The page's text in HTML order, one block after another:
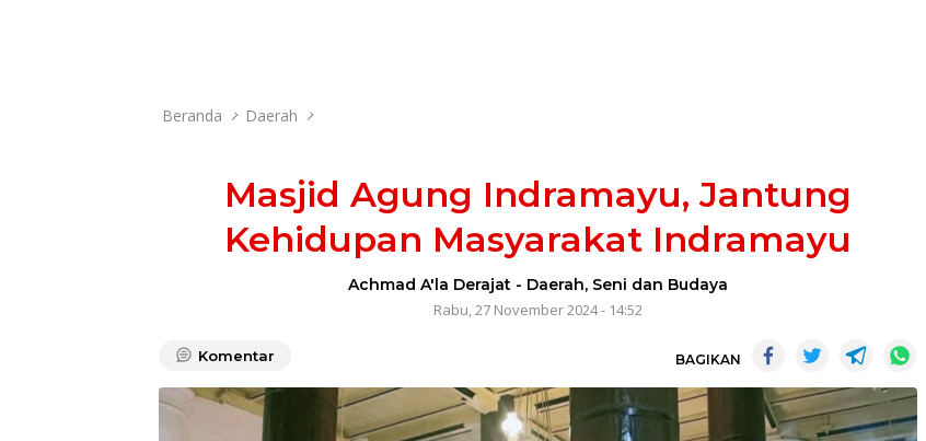
Beranda Daerah
Masjid Agung Indramayu, Jantung
Kehidupan Masyarakat Indramayu
Achmad A'la Derajat- Daerah, Seni dan Budaya
Rabu, 27 November 2024 - 14:52
Komentar BAGIKAN